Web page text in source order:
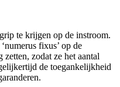
te krijgen op de instroom.
fixus’ op de
zodat ze het aantal
de toegankelijkheid